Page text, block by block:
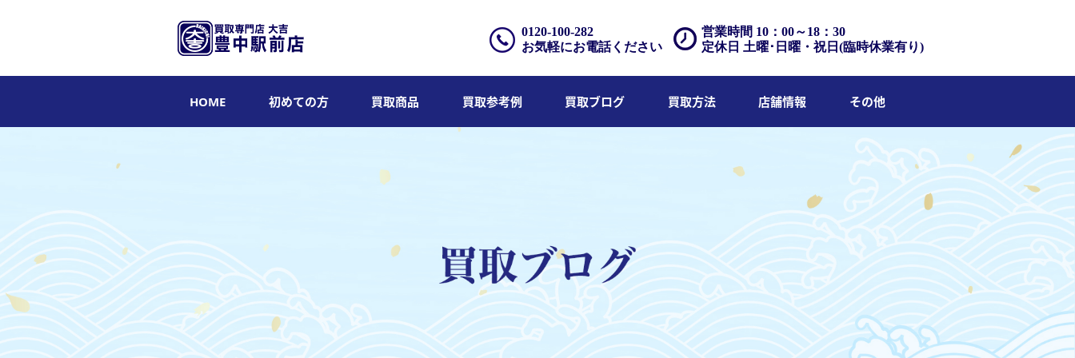
営業時間 10：00～18：30
定休日 土曜･日曜・祝日(臨時休業有り)
0120-100-282
お気軽にお電話ください
HOME 初めての方 買取商品 買取参考例 買取ブログ 買取方法 店舗情報 その他